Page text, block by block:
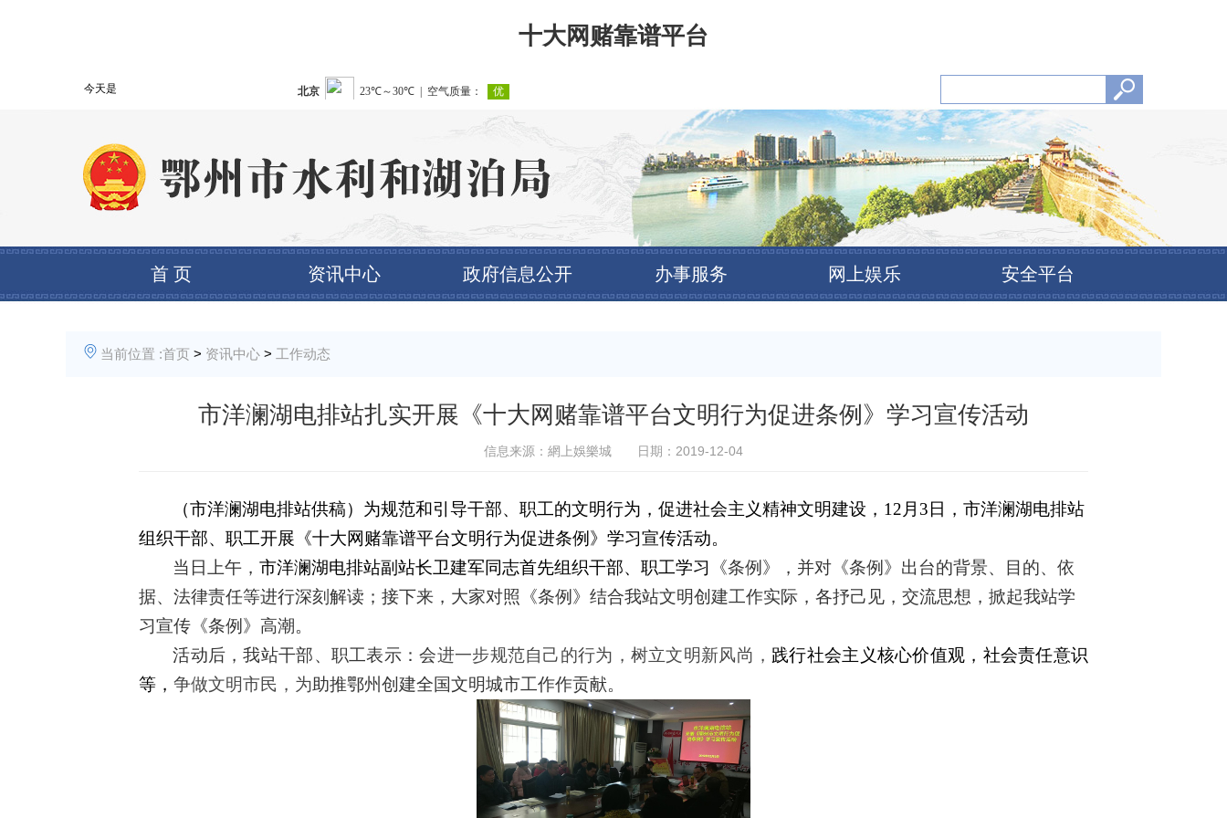
十大网赌靠谱平台
今天是
首 页 资讯中心 政府信息公开 办事服务 网上娱乐 安全平台
当前位置 :首页 > 资讯中心 > 工作动态
市洋澜湖电排站扎实开展《十大网赌靠谱平台文明行为促进条例》学习宣传活动
信息来源：網上娛樂城 日期：2019-12-04
（市洋澜湖电排站供稿）为规范和引导干部、职工的文明行为，促进社会主义精神文明建设， 12月3日，市洋澜湖电排站
组织干部、职工开展《十大网赌靠谱平台文明行为促进条例》学习宣传活动。
当日上午，市洋澜湖电排站副站长卫建军同志首先组织干部、职工学习 《条例 》，并对《条例 》 出台的背景、目的、依
据、法律责任等进行深刻解读 ；接下来，大家对照《条例》结合我站文明创建工作实际，各抒己见，交流思想，掀起我站学
习宣传《条例》高潮。
活动后，我站干部、职工表示：会进一步规范自己的行为，树立文明新风尚， 践行社会主义核心价值观，社会责任意识
等 ， 争做文明市民 ，为助推鄂州创建全国文明城市工作作贡献。